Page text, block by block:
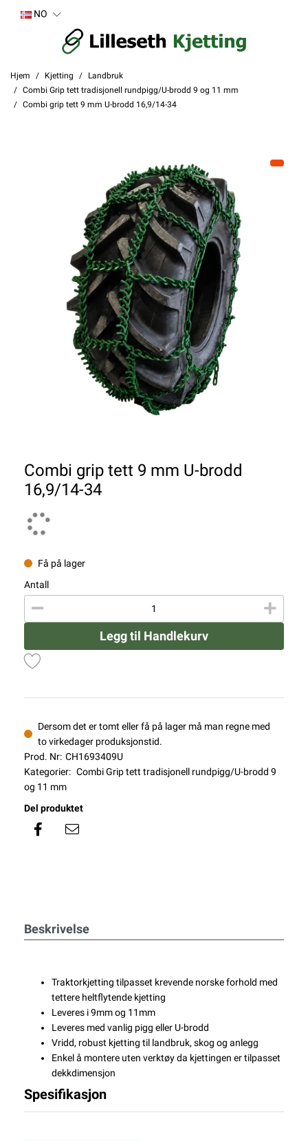
NO
Hjem Kjetting
Landbruk
Combi Grip tett tradisjonell rundpigg/U-brodd 9 og 11 mm
Combi grip tett 9 mm U-brodd 16,9/14-34
Combi grip tett 9 mm U-brodd
16,9/14-34
Få på lager
Antall
Legg til Handlekurv
Dersom det er tomt eller få på lager må man regne med
to virkedager produksjonstid.
Prod. Nr: CH1693409U
Kategorier: Combi Grip tett tradisjonell rundpigg/U-brodd 9
og 11 mm
Del produktet
Beskrivelse
Traktorkjetting tilpasset krevende norske forhold med
tettere heltflytende kjetting
Leveres i 9mm og 11mm
Leveres med vanlig pigg eller U-brodd
Vridd, robust kjetting til landbruk, skog og anlegg
Enkel å montere uten verktøy da kjettingen er tilpasset
dekkdimensjon
Spesifikasjon